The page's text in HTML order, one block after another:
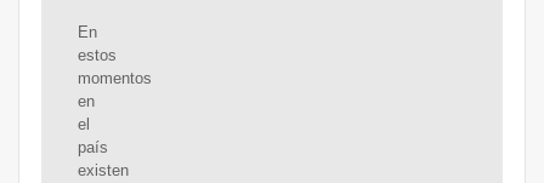
En
estos
momentos
en
el
país
existen